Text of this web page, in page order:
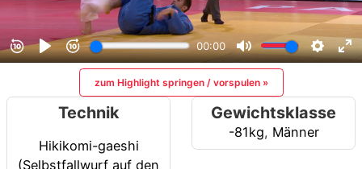
zum Highlight springen / vorspulen »
Technik
Hikikomi-gaeshi
(Selbstfallwurf auf den
Gewichtsklasse
-81kg, Männer